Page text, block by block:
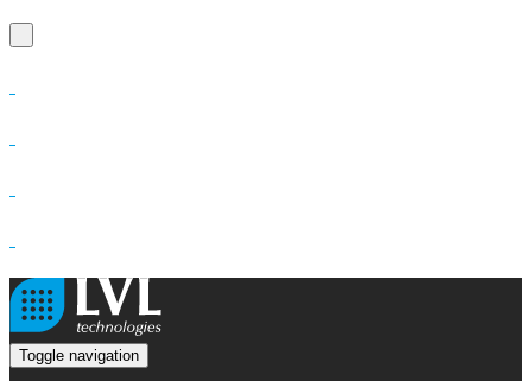
Toggle navigation